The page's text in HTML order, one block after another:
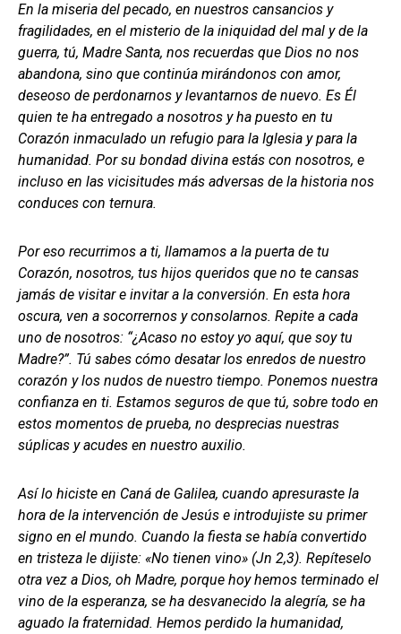
En la miseria del pecado, en nuestros cansancios y
fragilidades, en el misterio de la iniquidad del mal y de la
guerra, tú, Madre Santa, nos recuerdas que Dios no nos
abandona, sino que continúa mirándonos con amor,
deseoso de perdonarnos y levantarnos de nuevo. Es Él
quien te ha entregado a nosotros y ha puesto en tu
Corazón inmaculado un refugio para la Iglesia y para la
humanidad. Por su bondad divina estás con nosotros, e
incluso en las vicisitudes más adversas de la historia nos
conduces con ternura.
Por eso recurrimos a ti, llamamos a la puerta de tu
Corazón, nosotros, tus hijos queridos que no te cansas
jamás de visitar e invitar a la conversión. En esta hora
oscura, ven a socorrernos y consolarnos. Repite a cada
uno de nosotros: “¿Acaso no estoy yo aquí, que soy tu
Madre?”. Tú sabes cómo desatar los enredos de nuestro
corazón y los nudos de nuestro tiempo. Ponemos nuestra
confianza en ti. Estamos seguros de que tú, sobre todo en
estos momentos de prueba, no desprecias nuestras
súplicas y acudes en nuestro auxilio.
Así lo hiciste en Caná de Galilea, cuando apresuraste la
hora de la intervención de Jesús e introdujiste su primer
signo en el mundo. Cuando la fiesta se había convertido
en tristeza le dijiste: «No tienen vino» (Jn 2,3). Repíteselo
otra vez a Dios, oh Madre, porque hoy hemos terminado el
vino de la esperanza, se ha desvanecido la alegría, se ha
aguado la fraternidad. Hemos perdido la humanidad,